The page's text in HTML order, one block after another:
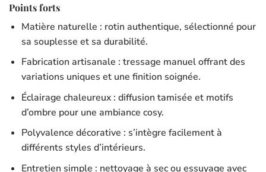
Points forts
Matière naturelle : rotin authentique, sélectionné pour
sa souplesse et sa durabilité.
Fabrication artisanale : tressage manuel offrant des
variations uniques et une finition soignée.
Éclairage chaleureux : diffusion tamisée et motifs
d’ombre pour une ambiance cosy.
Polyvalence décorative : s’intègre facilement à
différents styles d’intérieurs.
Entretien simple : nettoyage à sec ou essuyage avec